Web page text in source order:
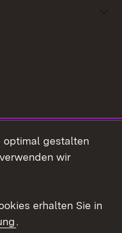
optimal gestalten
wir
erhalten Sie in
.